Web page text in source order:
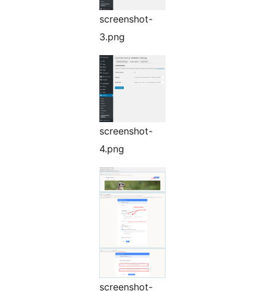
screenshot-
3.png
screenshot-
4.png
screenshot-